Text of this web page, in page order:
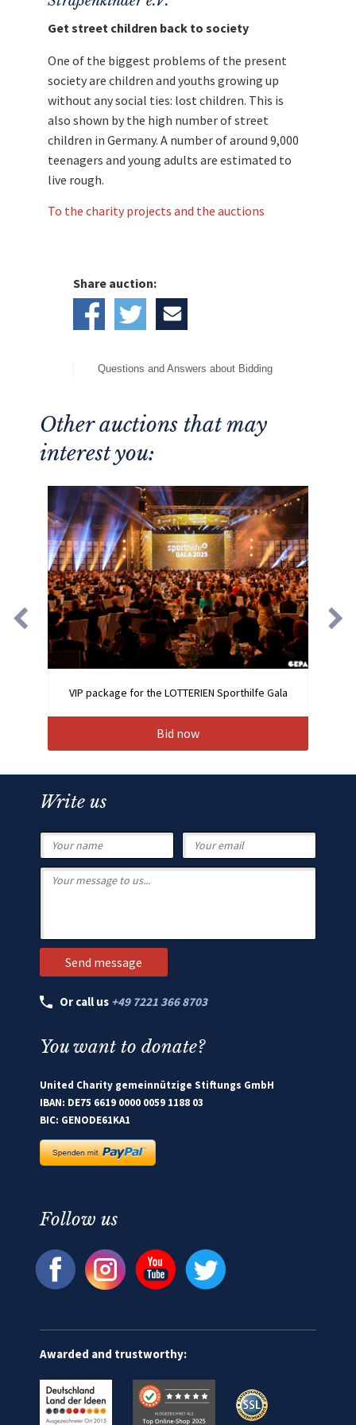
Get street children back to society
One of the biggest problems of the present
society are children and youths growing up
without any social ties: lost children. This is
also shown by the high number of street
children in Germany. A number of around 9,000
teenagers and young adults are estimated to
live rough.
To the charity projects and the auctions
Share auction:
Questions and Answers about Bidding
Other auctions that may
interest you:
VIP package for the LOTTERIEN Sporthilfe Gala
Bid now
Write us
Or call us +49 7221 366 8703
You want to donate?
United Charity gemeinnützige Stiftungs GmbH
IBAN: DE75 6619 0000 0059 1188 03
BIC: GENODE61KA1
Follow us
Awarded and trustworthy: